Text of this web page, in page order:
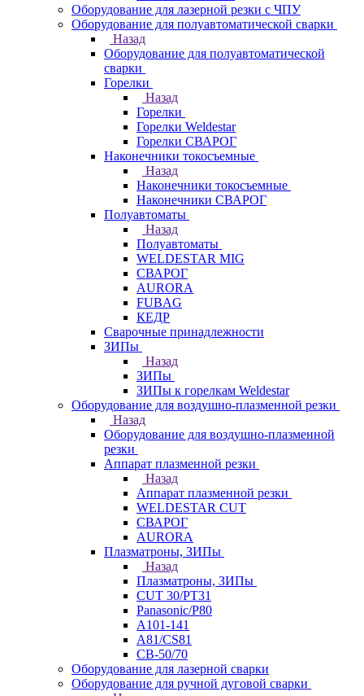
Оборудование для лазерной резки с ЧПУ
Оборудование для полуавтоматической сварки
Назад
Оборудование для полуавтоматической
сварки
Горелки
Назад
Горелки
Горелки Weldestar
Горелки СВАРОГ
Наконечники токосъемные
Назад
Наконечники токосъемные
Наконечники СВАРОГ
Полуавтоматы
Назад
Полуавтоматы
WELDESTAR MIG
СВАРОГ
AURORA
FUBAG
КЕДР
Сварочные принадлежности
ЗИПы
Назад
ЗИПы
ЗИПы к горелкам Weldestar
Оборудование для воздушно-плазменной резки
Назад
Оборудование для воздушно-плазменной
резки
Аппарат плазменной резки
Назад
Аппарат плазменной резки
WELDESTAR CUT
СВАРОГ
AURORA
Плазматроны, ЗИПы
Назад
Плазматроны, ЗИПы
CUT 30/PT31
Panasonic/P80
А101-141
А81/CS81
СВ-50/70
Оборудование для лазерной сварки
Оборудование для ручной дуговой сварки